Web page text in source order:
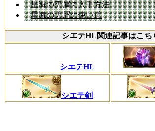
星海の刃屑の入手方法
星海の刃屑の使い道
シエテHL関連記事はこち
シエテHL
シエテ剣